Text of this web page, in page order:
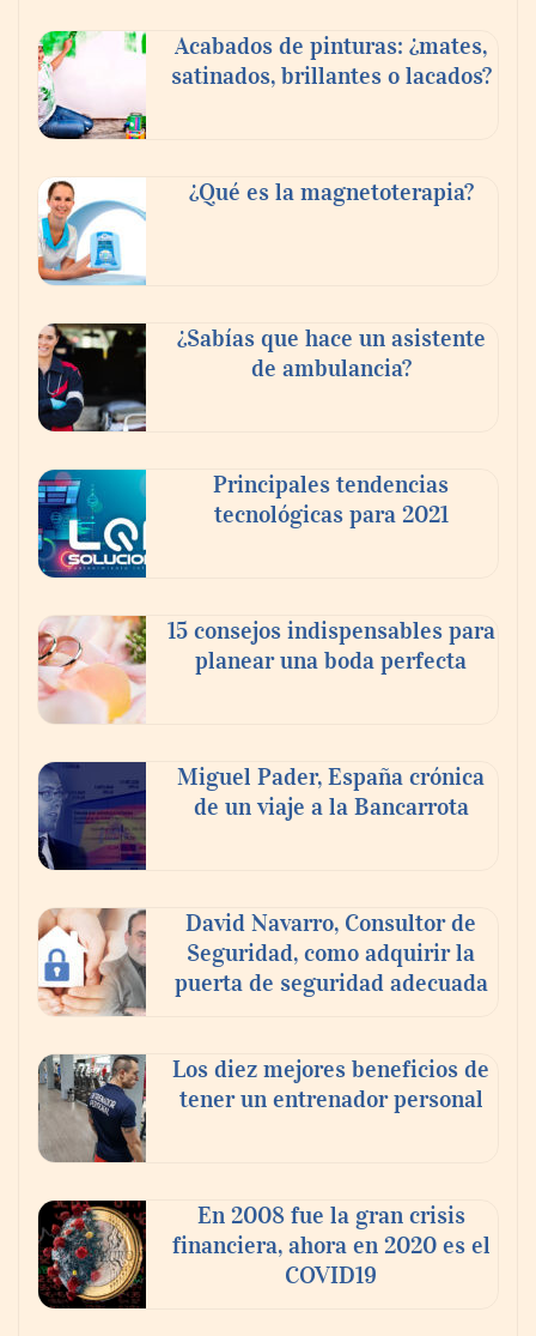
Reforestando con el Corazón regresa a
Sierra de Guadalupe
La cartera vencida hipotecaria aumenta al
doble de velocidad que la cartera sana en
Toro Tapas inaugura su Raw Bar: una
experiencia desde mediodía hasta el
anochecer con cocina abierta
Acabados de pinturas: ¿mates,
satinados, brillantes o lacados?
¿Qué es la magnetoterapia?
¿Sabías que hace un asistente
de ambulancia?
Principales tendencias
tecnológicas para 2021
15 consejos indispensables para
planear una boda perfecta
Miguel Pader, España crónica
de un viaje a la Bancarrota
David Navarro, Consultor de
Seguridad, como adquirir la
puerta de seguridad adecuada
Los diez mejores beneficios de
tener un entrenador personal
En 2008 fue la gran crisis
financiera, ahora en 2020 es el
COVID19